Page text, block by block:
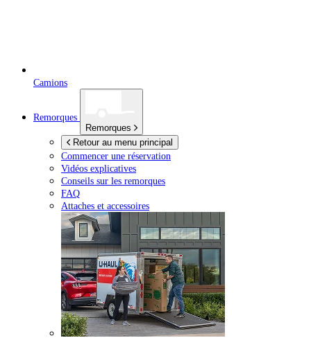
Camions
Remorques
Remorques
Retour au menu principal
Commencer une réservation
Vidéos explicatives
Conseils sur les remorques
FAQ
Attaches et accessoires